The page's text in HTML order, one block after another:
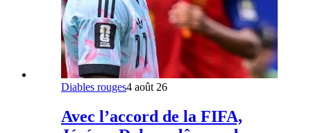
Diables rouges4 août 26
Avec l’accord de la FIFA,